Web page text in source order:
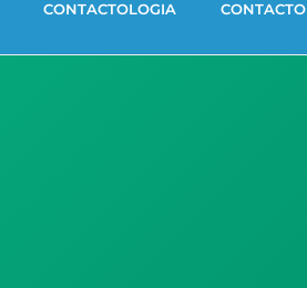
CONTACTOLOGIA CONTACTO